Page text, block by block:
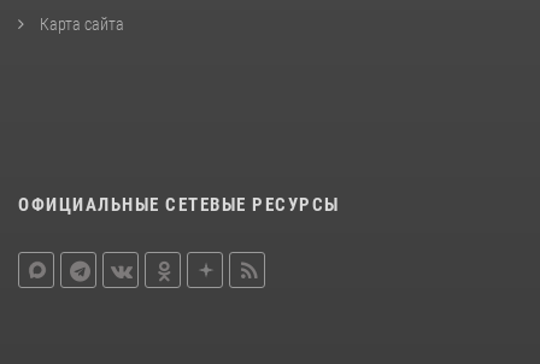
Карта сайта
ОФИЦИАЛЬНЫЕ СЕТЕВЫЕ РЕСУРСЫ